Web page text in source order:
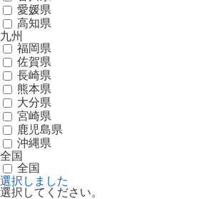
愛媛県
高知県
九州
福岡県
佐賀県
長崎県
熊本県
大分県
宮崎県
鹿児島県
沖縄県
全国
全国
選択しました
選択してください。